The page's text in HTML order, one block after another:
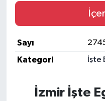
Sayı
Kategori
İşte
İzmir İşte